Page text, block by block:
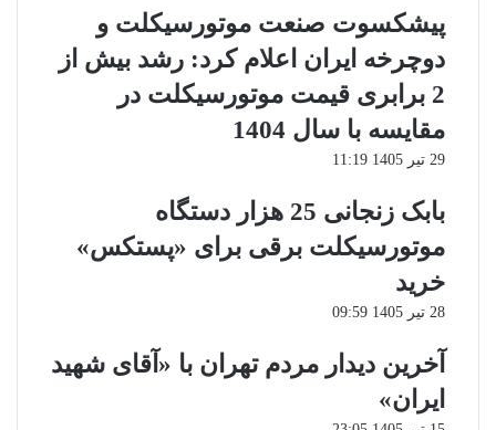
پیشکسوت صنعت موتورسیکلت و
دوچرخه ایران اعلام کرد: رشد بیش از
2 برابری قیمت موتورسیکلت در
مقایسه با سال 1404
29 تیر 1405 11:19
بابک زنجانی 25 هزار دستگاه
موتورسیکلت برقی برای «پستکس»
خرید
28 تیر 1405 09:59
آخرین دیدار مردم تهران با «آقای شهید
ایران»